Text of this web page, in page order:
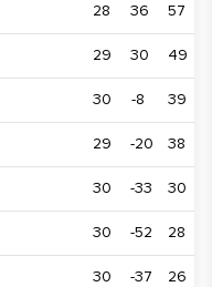
28 36 57
29 30 49
30 -8 39
29 -20 38
30 -33 30
30 -52 28
30 -37 26